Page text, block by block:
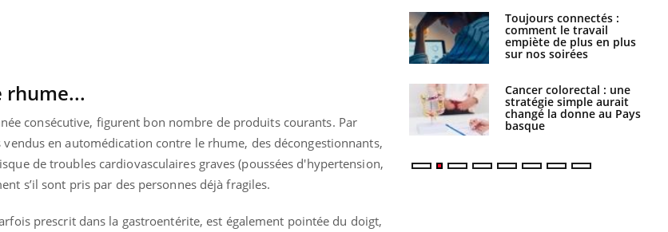
rhume...
consécutive, figurent bon nombre de produits courants. Par
en automédication contre le rhume, des décongestionnants,
de troubles cardiovasculaires graves (poussées d'hypertension,
s’il sont pris par des personnes déjà fragiles.
prescrit dans la gastroentérite, est également pointée du doigt,
Toujours connectés :
comment le travail
empiète de plus en plus
sur nos soirées
Cancer colorectal : une
stratégie simple aurait
changé la donne au Pays
basque